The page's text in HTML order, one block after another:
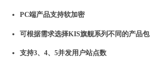
PC端产品支持软加密
可根据需求选择KIS旗舰系列不同的产品包
支持3、4、5并发用户站点数